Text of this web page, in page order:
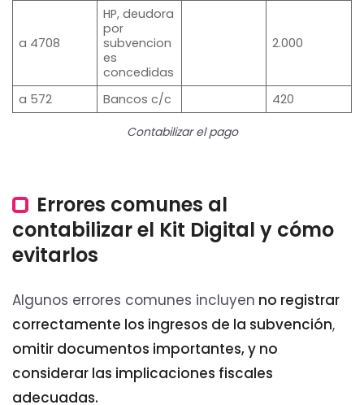
a 4708
HP, deudora
por
subvencion
es
concedidas
2.000
a 572 Bancos c/c
420
Contabilizar el pago
Errores comunes al
contabilizar el Kit Digital y cómo
evitarlos
Algunos errores comunes incluyen no registrar
correctamente los ingresos de la subvención,
omitir documentos importantes, y no
considerar las implicaciones fiscales
adecuadas.